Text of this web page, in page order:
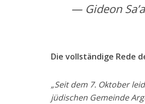
Die vollständige Rede
„Seit dem 7. Oktober
jüdischen Gemeinde